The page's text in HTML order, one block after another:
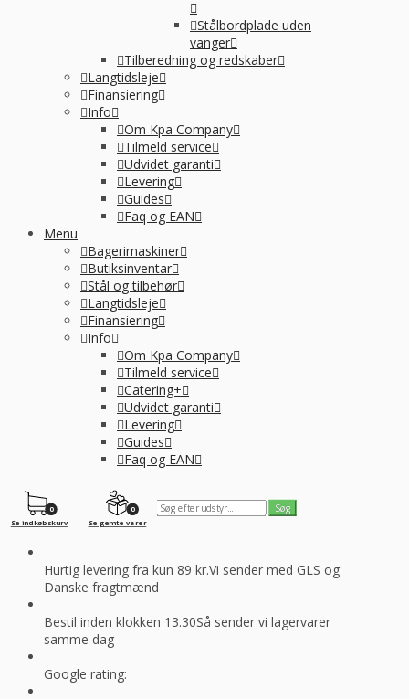
Stålbordplade uden
vanger
Tilberedning og redskaber
Langtidsleje
Finansiering
Info
Om Kpa Company
Tilmeld service
Udvidet garanti
Levering
Guides
Faq og EAN
Menu
Bagerimaskiner
Butiksinventar
Stål og tilbehør
Langtidsleje
Finansiering
Info
Om Kpa Company
Tilmeld service
Catering+
Udvidet garanti
Levering
Guides
Faq og EAN
0
Se gemte varer
0
Se indkøbskurv
Hurtig levering fra kun 89 kr.Vi sender med GLS og
Danske fragtmænd
Bestil inden klokken 13.30Så sender vi lagervarer
samme dag
Google rating: